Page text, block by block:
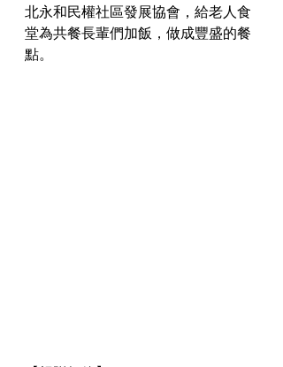
北永和民權社區發展協會，給老人食
堂為共餐長輩們加飯，做成豐盛的餐
點。